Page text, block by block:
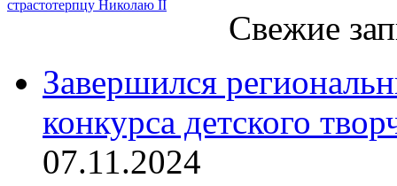
страстотерпцу Николаю II
Свежие
Завершился
конкурса детского
07.11.2024